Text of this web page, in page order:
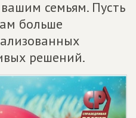
семьям. Пусть
больше
решений.